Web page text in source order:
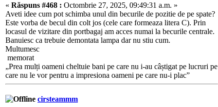
« Răspuns #468 : Octombrie 27, 2025, 09:49:31 a.m. »
Aveti idee cum pot schimba unul din becurile de pozitie de pe spate?
Este vorba de becul din colt jos (cele care formeaza litera C). Prin
locasul de vizitare din portbagaj am acces numai la becurile centrale.
Banuiesc ca trebuie demontata lampa dar nu stiu cum.
Multumesc
memorat
„Prea mulți oameni cheltuie bani pe care nu i-au câștigat pe lucruri pe
care nu le vor pentru a impresiona oameni pe care nu-i plac”
cirsteammm